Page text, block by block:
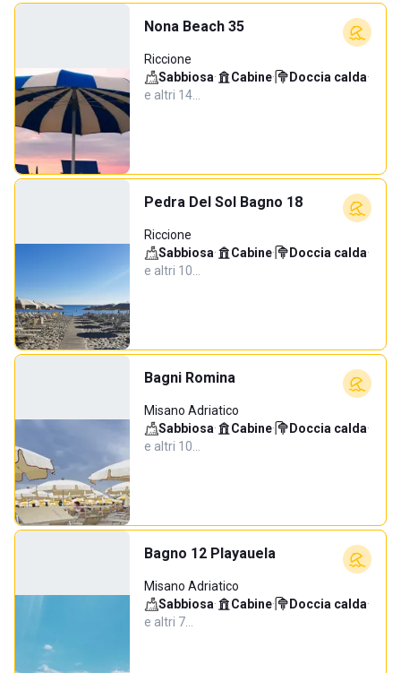
Nona Beach 35
Riccione
Sabbiosa· Cabine· Doccia calda·
e altri 14…
Pedra Del Sol Bagno 18
Riccione
Sabbiosa· Cabine· Doccia calda·
e altri 10…
Bagni Romina
Misano Adriatico
Sabbiosa· Cabine· Doccia calda·
e altri 10…
Bagno 12 Playauela
Misano Adriatico
Sabbiosa· Cabine· Doccia calda·
e altri 7…